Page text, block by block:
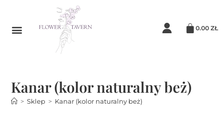
0.00 ZŁ
Kanar (kolor naturalny beż)
> Sklep > Kanar (kolor naturalny beż)